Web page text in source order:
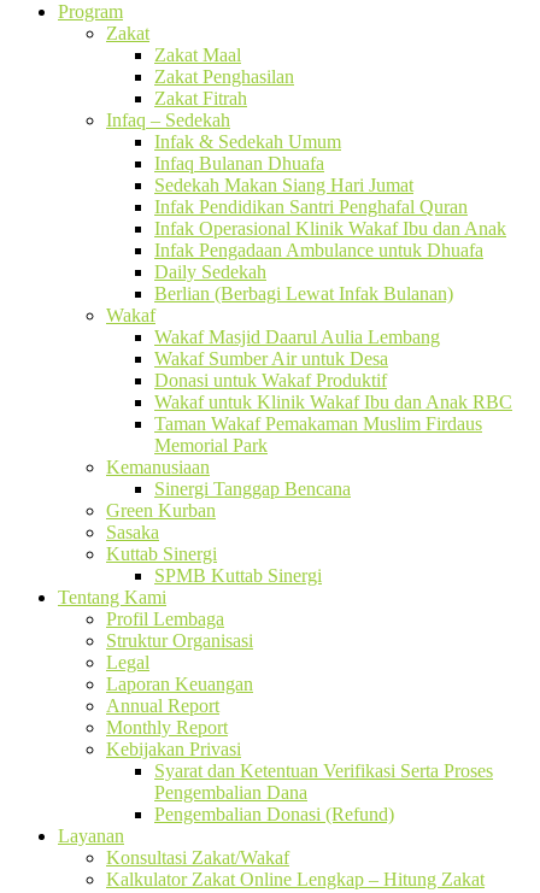
Program
Zakat
Zakat Maal
Zakat Penghasilan
Zakat Fitrah
Infaq – Sedekah
Infak & Sedekah Umum
Infaq Bulanan Dhuafa
Sedekah Makan Siang Hari Jumat
Infak Pendidikan Santri Penghafal Quran
Infak Operasional Klinik Wakaf Ibu dan Anak
Infak Pengadaan Ambulance untuk Dhuafa
Daily Sedekah
Berlian (Berbagi Lewat Infak Bulanan)
Wakaf
Wakaf Masjid Daarul Aulia Lembang
Wakaf Sumber Air untuk Desa
Donasi untuk Wakaf Produktif
Wakaf untuk Klinik Wakaf Ibu dan Anak RBC
Taman Wakaf Pemakaman Muslim Firdaus
Memorial Park
Kemanusiaan
Sinergi Tanggap Bencana
Green Kurban
Sasaka
Kuttab Sinergi
SPMB Kuttab Sinergi
Tentang Kami
Profil Lembaga
Struktur Organisasi
Legal
Laporan Keuangan
Annual Report
Monthly Report
Kebijakan Privasi
Syarat dan Ketentuan Verifikasi Serta Proses
Pengembalian Dana
Pengembalian Donasi (Refund)
Layanan
Konsultasi Zakat/Wakaf
Kalkulator Zakat Online Lengkap – Hitung Zakat